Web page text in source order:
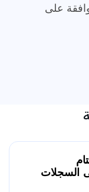
على
السجلات